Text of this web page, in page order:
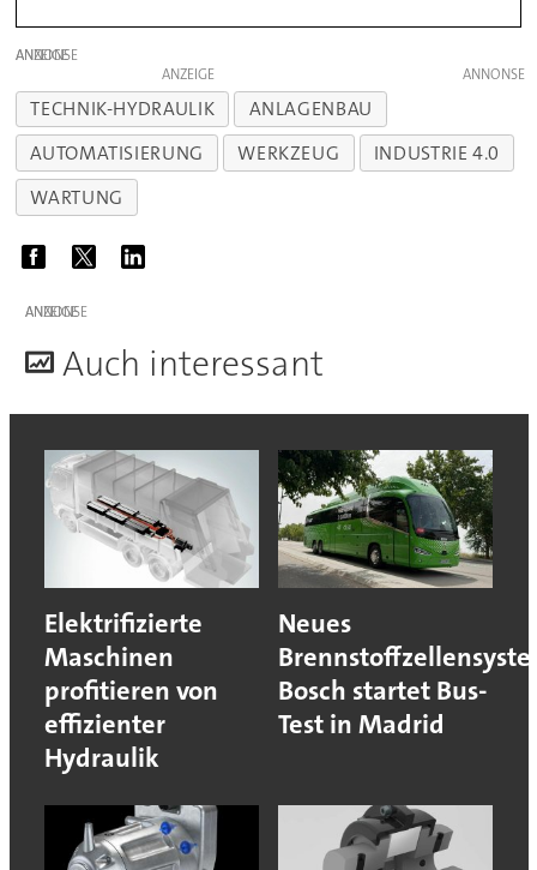
ANZEIGE
ANZEIGE
TECHNIK-HYDRAULIK
ANLAGENBAU
AUTOMATISIERUNG
WERKZEUG
INDUSTRIE 4.0
WARTUNG
ANZEIGE
Auch interessant
Elektrifizierte
Maschinen
profitieren von
effizienter
Hydraulik
Neues
Bosch startet Bus-
Test in Madrid